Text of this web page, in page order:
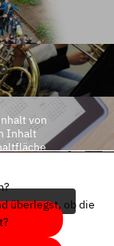
von
Inhalt
überlegst, ob die